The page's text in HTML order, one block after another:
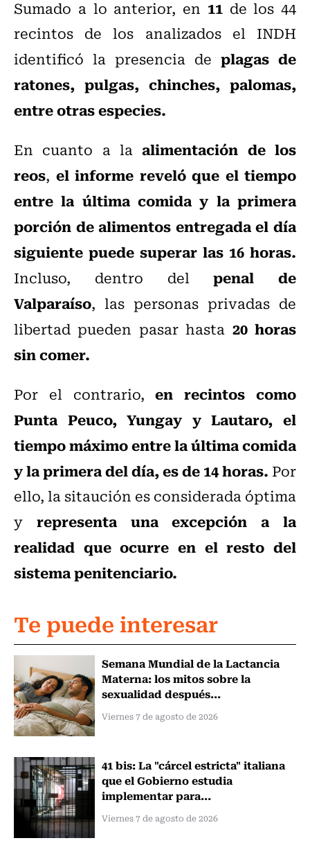
Sumado a lo anterior, en 11 de los 44
recintos de los analizados el INDH
identificó la presencia de plagas de
ratones, pulgas, chinches, palomas,
entre otras especies.
En cuanto a laalimentación de los
reos, el informe reveló que el tiempo
entre la última comida y la primera
porción de alimentos entregada el día
siguiente puede superar las 16 horas.
Incluso, dentro delpenal de
Valparaíso, las personas privadas de
libertad pueden pasar hasta 20 horas
sin comer.
Por el contrario,en recintos como
Punta Peuco, Yungay y Lautaro, el
tiempo máximo entre la última comida
y la primera del día, es de 14 horas. Por
ello, la sitaución es considerada óptima
y representa una excepción a la
realidad que ocurre en el resto del
sistema penitenciario.
Te puede interesar
Semana Mundial de la Lactancia
Materna: los mitos sobre la
sexualidad después...
Viernes 7 de agosto de 2026
41 bis: La "cárcel estricta" italiana
que el Gobierno estudia
implementar para...
Viernes 7 de agosto de 2026